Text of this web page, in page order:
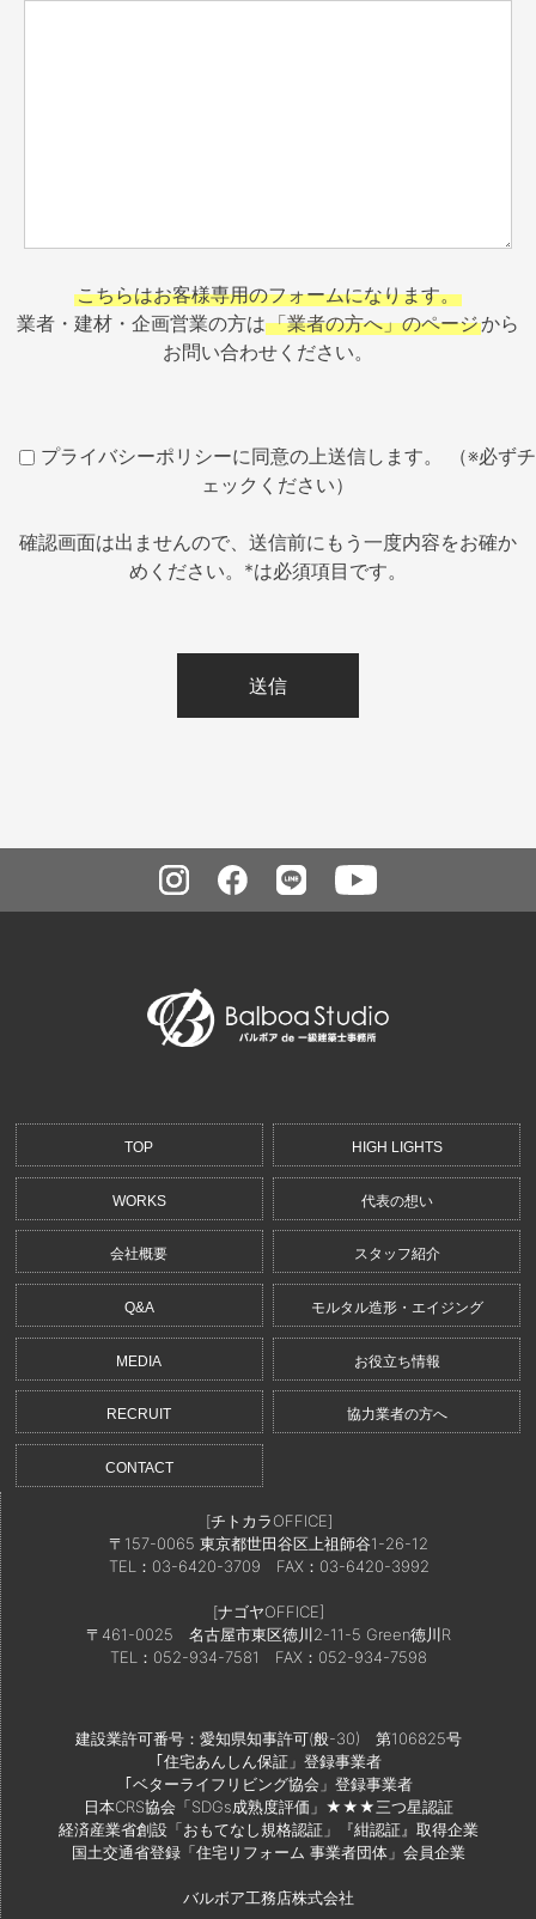
こちらはお客様専用のフォームになります。
業者・建材・企画営業の方は「業者の方へ」のページから
お問い合わせください。
プライバシーポリシーに同意の上送信します。 （※必ずチ
ェックください）
確認画面は出ませんので、送信前にもう一度内容をお確か
めください。*は必須項目です。
TOP HIGH LIGHTS
WORKS 代表の想い
会社概要 スタッフ紹介
Q&A モルタル造形・エイジング
MEDIA お役立ち情報
RECRUIT 協力業者の方へ
CONTACT
[チトカラOFFICE]
〒157-0065 東京都世田谷区上祖師谷1-26-12
TEL：03-6420-3709 FAX：03-6420-3992
[ナゴヤOFFICE]
〒461-0025 名古屋市東区徳川2-11-5 Green徳川R
TEL：052-934-7581
FAX：052-934-7598
建設業許可番号：愛知県知事許可(般-30) 第106825号
｢住宅あんしん保証」登録事業者
｢ベターライフリビング協会」登録事業者
日本CRS協会「SDGs成熟度評価」★★★三つ星認証
経済産業省創設「おもてなし規格認証」『紺認証』取得企業
国土交通省登録「住宅リフォーム 事業者団体」会員企業
バルボア工務店株式会社